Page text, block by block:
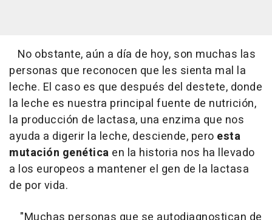
No obstante, aún a día de hoy, son muchas las
personas que reconocen que les sienta mal la
leche. El caso es que después del destete, donde
la leche es nuestra principal fuente de nutrición,
la producción de lactasa, una enzima que nos
ayuda a digerir la leche, desciende, pero esta
mutación genética en la historia nos ha llevado
a los europeos a mantener el gen de la lactasa
de por vida.